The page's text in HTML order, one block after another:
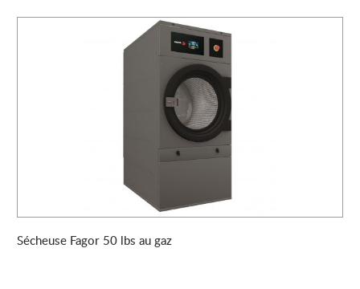
Sécheuse Fagor 50 lbs au gaz